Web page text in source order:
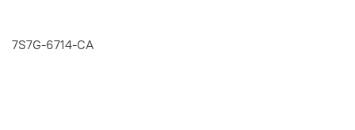
7S7G-6714-CA